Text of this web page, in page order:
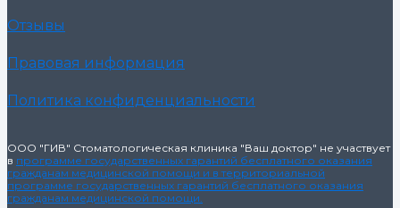
Отзывы
Правовая информация
Политика конфиденциальности
ООО "ГИВ" Стоматологическая клиника "Ваш доктор" не участвует
в программе государственных гарантий бесплатного оказания
гражданам медицинской помощи и в территориальной
программе государственных гарантий бесплатного оказания
гражданам медицинской помощи.